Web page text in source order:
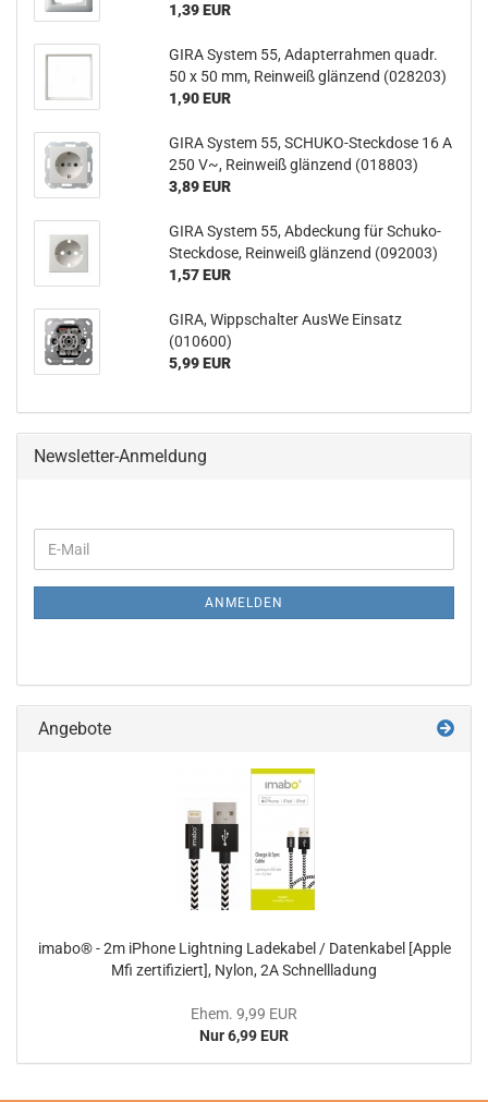
1,39 EUR
GIRA System 55, Adapterrahmen quadr.
50 x 50 mm, Reinweiß glänzend (028203)
1,90 EUR
GIRA System 55, SCHUKO-Steckdose 16 A
250 V~, Reinweiß glänzend (018803)
3,89 EUR
GIRA System 55, Abdeckung für Schuko-
Steckdose, Reinweiß glänzend (092003)
1,57 EUR
GIRA, Wippschalter AusWe Einsatz
(010600)
5,99 EUR
Newsletter-Anmeldung
ZUR
E-
Mail
ANMELDEN
Angebote
imabo® - 2m iPhone Lightning Ladekabel / Datenkabel [Apple
Mfi zertifiziert], Nylon, 2A Schnellladung
Ehem. 9,99 EUR
Nur 6,99 EUR